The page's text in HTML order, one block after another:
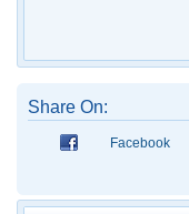
Share On:
Facebook